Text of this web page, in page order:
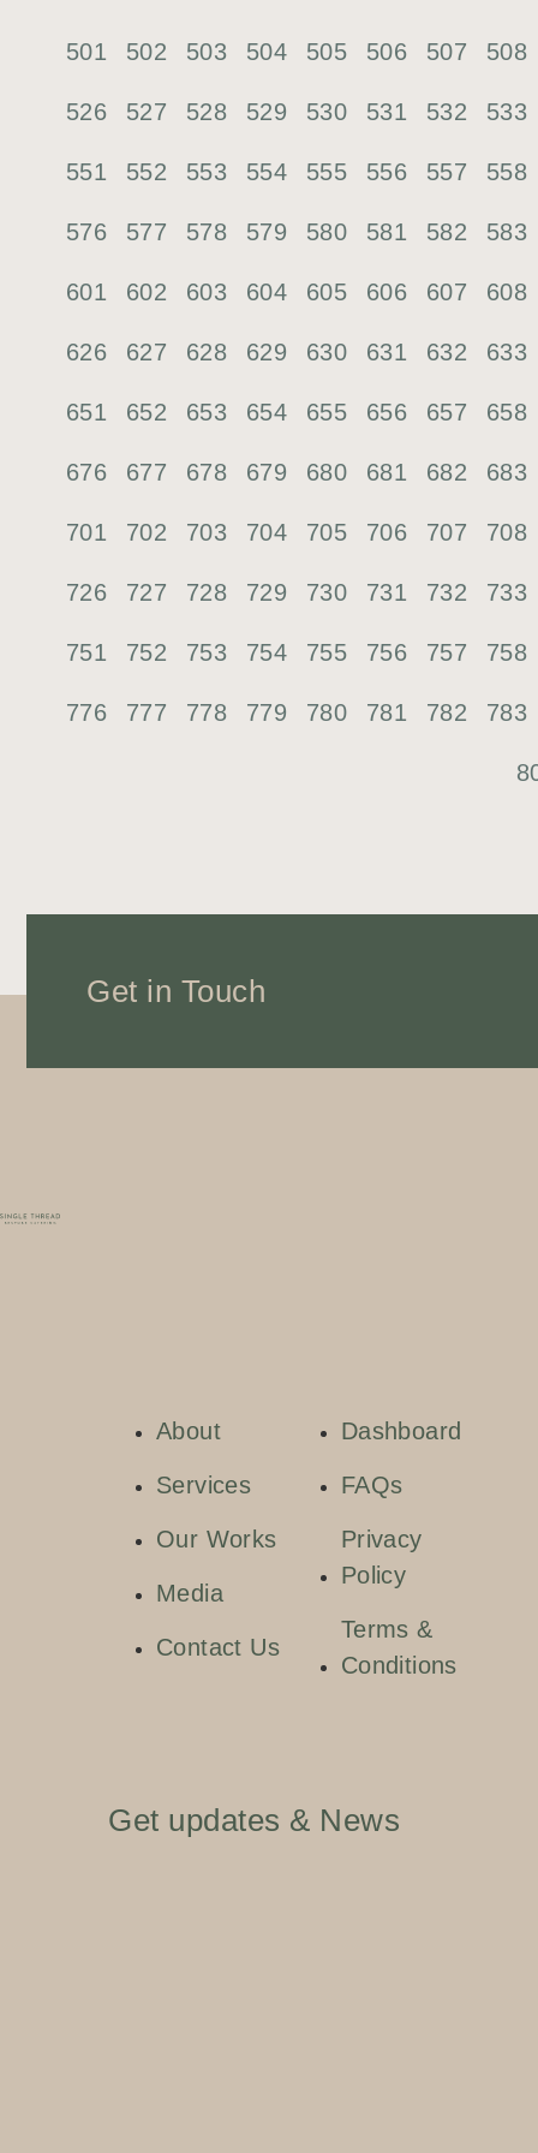
501 502 503 504 505 506 507 508
526 527 528 529 530 531 532 533
551 552 553 554 555 556 557 558
576 577 578 579 580 581 582 583
601 602 603 604 605 606 607 608
626 627 628 629 630 631 632 633
651 652 653 654 655 656 657 658
676 677 678 679 680 681 682 683
701 702 703 704 705 706 707 708
726 727 728 729 730 731 732 733
751 752 753 754 755 756 757 758
776 777 778 779 780 781 782 783
Get in Touch
About
Services
Our Works
Media
Contact Us
Dashboard
FAQs
Privacy
Policy
Terms &
Conditions
Get updates & News